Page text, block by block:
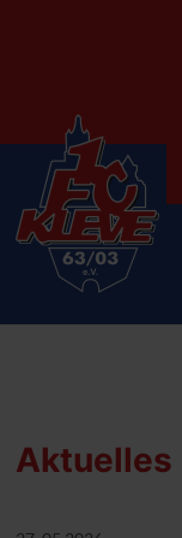
Aktuelles